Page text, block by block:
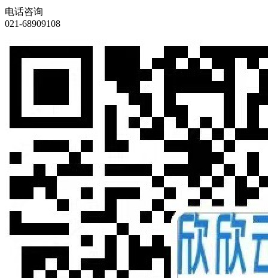
电话咨询
021-68909108